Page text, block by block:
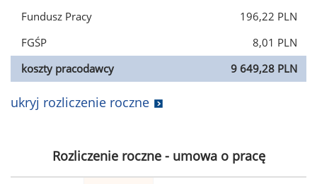
Fundusz Pracy
196,22 PLN
FGŚP
8,01 PLN
koszty pracodawcy
9 649,28 PLN
ukryj rozliczenie roczne
Rozliczenie roczne - umowa o pracę